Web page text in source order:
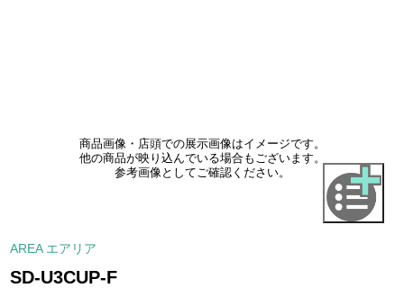
商品画像・店頭での展示画像はイメージです。
他の商品が映り込んでいる場合もございます。
参考画像としてご確認ください。
AREA エアリア
SD-U3CUP-F